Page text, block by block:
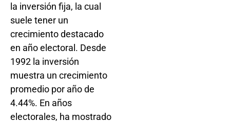
la inversión fija, la cual
suele tener un
crecimiento destacado
en año electoral. Desde
1992 la inversión
muestra un crecimiento
promedio por año de
4.44%. En años
electorales, ha mostrado